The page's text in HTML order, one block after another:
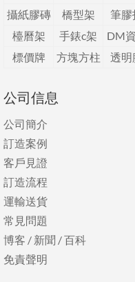
攝紙膠磚
橋型架
筆膠
檯曆架
手錶c架
DM
標價牌
方塊方柱 透明
公司信息
公司簡介
訂造案例
客戶見證
訂造流程
運輸送貨
常見問題
博客 / 新聞 /百科
免責聲明